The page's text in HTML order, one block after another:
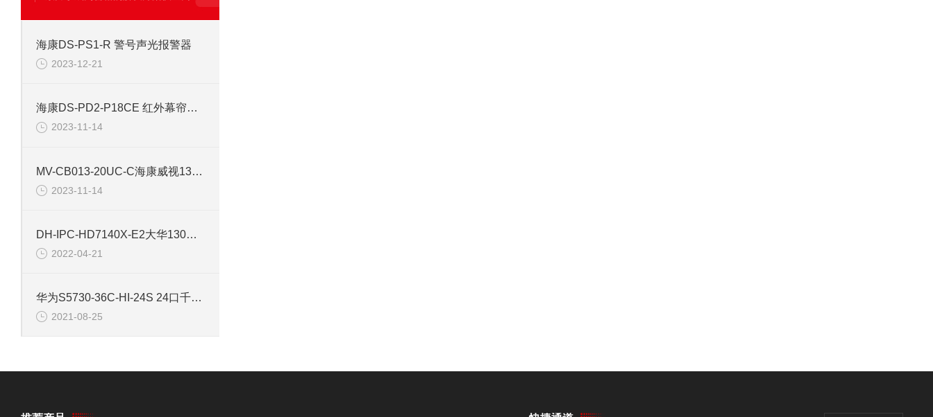
海康DS-PS1-R 警号声光报警器
2023-12-21
海康DS-PD2-P18CE 红外幕帘探测声光报警
2023-11-14
MV-CB013-20UC-C海康威视130万USB型彩色板级相机
2023-11-14
DH-IPC-HD7140X-E2大华130万双目客流摄像机
2022-04-21
华为S5730-36C-HI-24S 24口千兆以太网交换机
2021-08-25